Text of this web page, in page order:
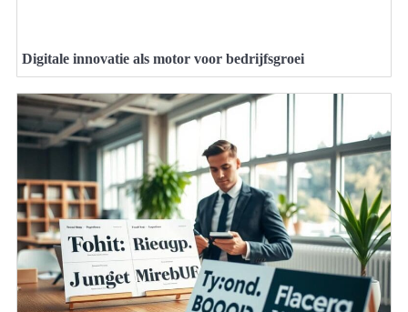
Digitale innovatie als motor voor bedrijfsgroei